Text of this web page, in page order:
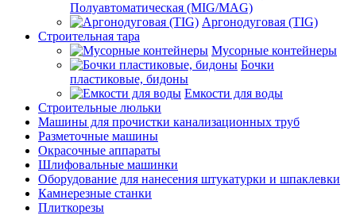
Полуавтоматическая (MIG/MAG)
Аргонодуговая (TIG)
Строительная тара
Мусорные контейнеры
Бочки
пластиковые, бидоны
Емкости для воды
Строительные люльки
Машины для прочистки канализационных труб
Разметочные машины
Окрасочные аппараты
Шлифовальные машинки
Оборудование для нанесения штукатурки и шпаклевки
Камнерезные станки
Плиткорезы